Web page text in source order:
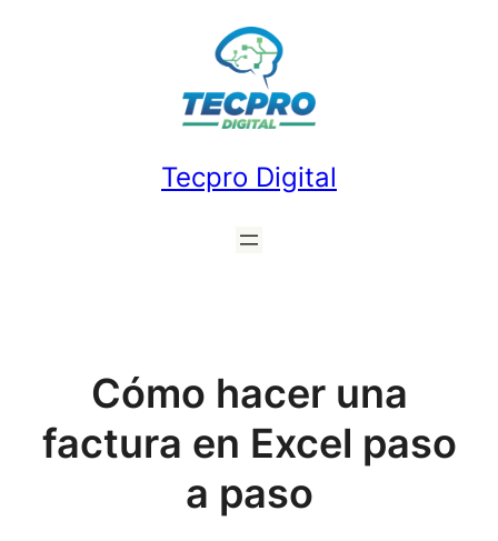
Tecpro Digital
Cómo hacer una
factura en Excel paso
a paso